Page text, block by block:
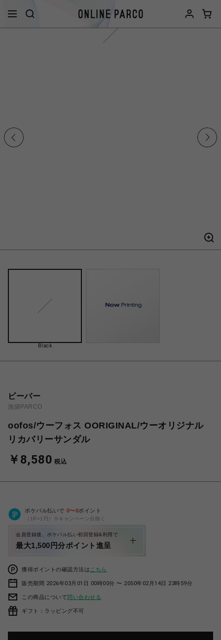
Black
ビーバー
池袋PARCO
oofos/ウーフォス OORIGINAL/ウーオリジナル
リカバリーサンダル
￥8,580 税込
ポケパル払いで 0〜0ポイント
（1P=1円）※キャンペーン分除く
会員登録後、ポケパル払い初回登録&利用で
最大1,500円分ポイント進呈
獲得ポイントの確認方法は こちら
販売期間 2026年03月01日 00時00分 〜 2050年02月14日 23時59分
この商品について問い合わせる
ギフト：ラッピング不可